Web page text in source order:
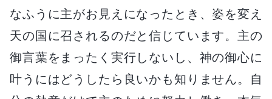
なふうに主がお見えになったとき、姿を変え
天の国に召されるのだと信じています。主の
御言葉をまったく実行しないし、神の御心に
叶うにはどうしたら良いかも知りません。自